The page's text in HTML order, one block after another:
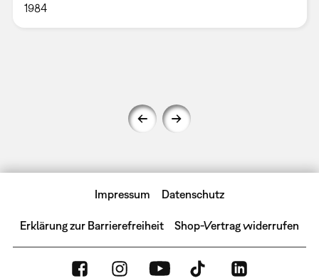
1984
Impressum Datenschutz
Erklärung zur Barrierefreiheit Shop-Vertrag widerrufen